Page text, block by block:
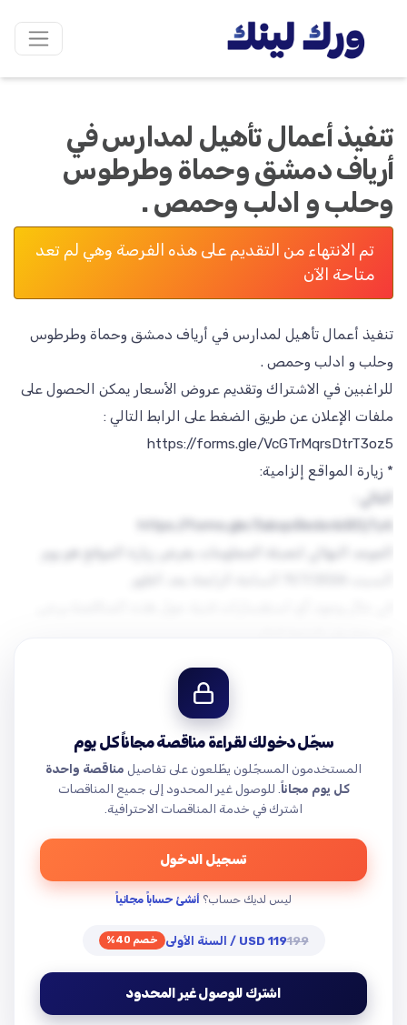
تنفيذ أعمال تأهيل لمدارس في
أرياف دمشق وحماة وطرطوس
وحلب و ادلب وحمص .
تم الانتهاء من التقديم على هذه الفرصة وهي لم تعد
متاحة الآن
تنفيذ أعمال تأهيل لمدارس في أرياف دمشق وحماة وطرطوس
للراغبين في الاشتراك وتقديم عروض الأسعار يمكن الحصول على
على العارضين الراغبين بالاشتراك بهذه المناقصة التفضل بزيارة
المواقع حيث أن زيارة المواقع شرط أساسي للتقديم وذلك بتعبئة
معلومات التواصل في الرابط
الموعد النهائي لتعبئة المعلومات بغرض زيارة الموقع هو يوم
الرد على الاستفسارات في أقرب وقت ممكن سيكون عن طريق
folders/1h8XBinDmYBBdwrPbeDE2MYHZOtVYv5He?
سجّل دخولك لقراءة مناقصة مجاناً كل يوم
المستخدمون المسجّلون يطّلعون على تفاصيل مناقصة واحدة
كل يوم مجاناً . للوصول غير المحدود إلى جميع المناقصات
اشترك في خدمة المناقصات الاحترافية.
تسجيل الدخول
ليس لديك حساب؟ أنشئ حساباً مجانياً
199119 USD / السنة الأولى خصم 40%
اشترك للوصول غير المحدود